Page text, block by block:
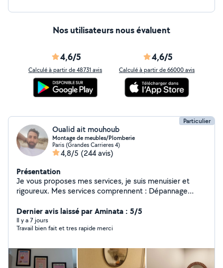
Nos utilisateurs nous évaluent
4,6/5
Calculé à partir de 48731 avis
4,6/5
Calculé à partir de 66000 avis
Particulier
Oualid ait mouhoub
Montage de meubles/Plomberie
Paris (Grandes Carrieres 4)
4,8/5 (244 avis)
Présentation
Je vous proposes mes services, je suis menuisier et
rigoureux. Mes services comprennent : Dépannage
Petit Bricolages Le Nettoyage à domicile Le Nettoyage
après chantier Disponible N'hésitez pas pas à me
contacter pour plus d'information.
Dernier avis laissé par Aminata : 5/5
Il y a 7 jours
Travail bien fait et tres rapide merci